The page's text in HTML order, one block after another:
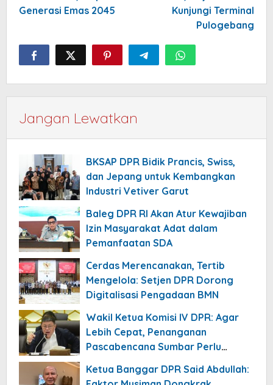
Generasi Emas 2045
Kunjungi Terminal
Pulogebang
Jangan Lewatkan
BKSAP DPR Bidik Prancis, Swiss,
dan Jepang untuk Kembangkan
Industri Vetiver Garut
Baleg DPR RI Akan Atur Kewajiban
Izin Masyarakat Adat dalam
Pemanfaatan SDA
Cerdas Merencanakan, Tertib
Mengelola: Setjen DPR Dorong
Digitalisasi Pengadaan BMN
Wakil Ketua Komisi IV DPR: Agar
Lebih Cepat, Penanganan
Pascabencana Sumbar Perlu
Ketua Banggar DPR Said Abdullah: